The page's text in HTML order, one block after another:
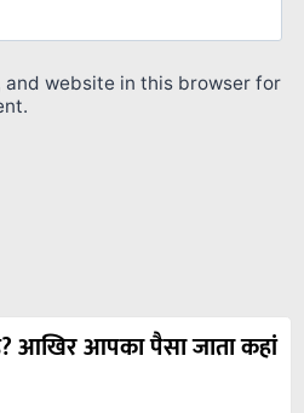
and website in this browser for
आखिर आपका पैसा जाता कहां